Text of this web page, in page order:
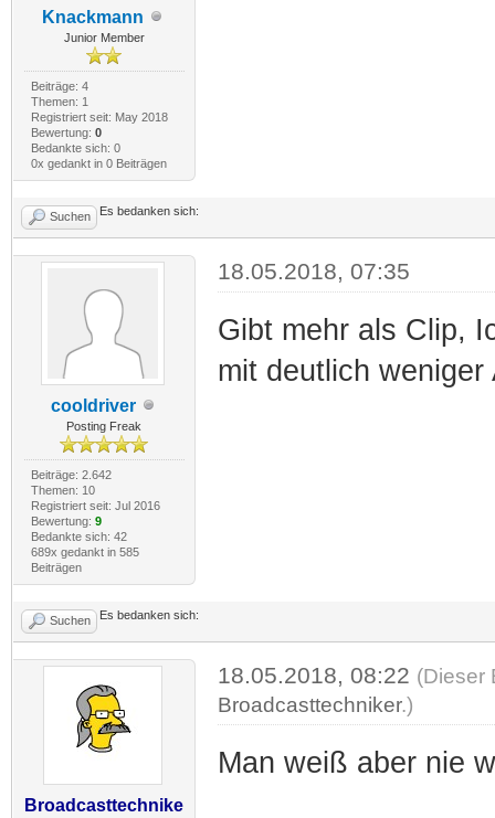
Knackmann
Junior Member
Beiträge: 4
Themen: 1
Registriert seit: May 2018
Bewertung: 0
Bedankte sich: 0
0x gedankt in 0 Beiträgen
Suchen Es bedanken sich:
cooldriver
Posting Freak
Beiträge: 2.642
Themen: 10
Registriert seit: Jul 2016
Bewertung: 9
Bedankte sich: 42
689x gedankt in 585
Beiträgen
18.05.2018, 07:35
Gibt mehr als Clip,
mit deutlich weniger
Suchen Es bedanken sich:
Broadcasttechnike
18.05.2018, 08:22 (Dieser
Broadcasttechniker.)
Man weiß aber nie